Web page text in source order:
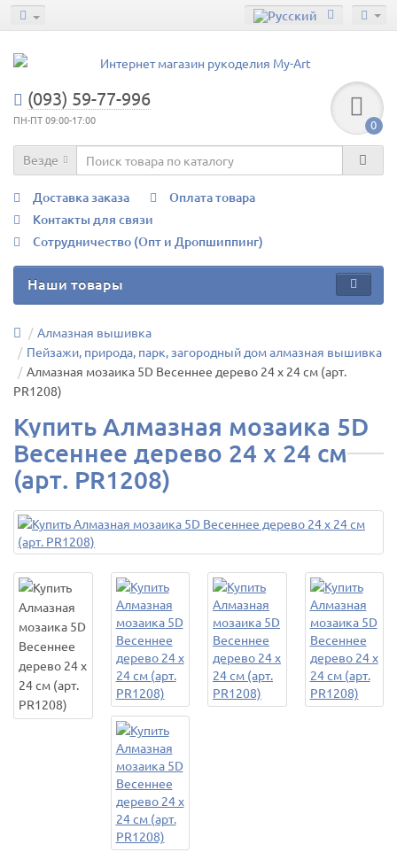
(093) 59-77-996
ПН-ПТ 09:00-17:00 0
Везде
Доставка заказа
Оплата товара
Контакты для связи
Сотрудничество (Опт и Дропшиппинг)
Наши товары
Алмазная вышивка
Пейзажи, природа, парк, загородный дом алмазная вышивка
Алмазная мозаика 5D Весеннее дерево 24 х 24 см (арт.
PR1208)
Купить Алмазная мозаика 5D
Весеннее дерево 24 х 24 см
(арт. PR1208)